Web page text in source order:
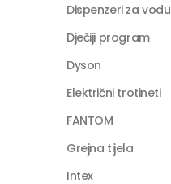
Dispenzeri za vodu
Dječiji program
Dyson
Električni trotineti
FANTOM
Grejna tijela
Intex